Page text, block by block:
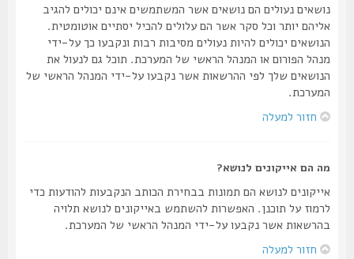
נושאים נעולים הם נושאים אשר המשתמשים אינם יכולים להגיב
אליהם יותר וכל סקר אשר הם עלולים להכיל יסתיים אוטומטית.
הנושאים יכולים להיות נעולים מסיבות רבות ונקבעו כך על-ידי
מנהל הפורום או המנהל הראשי של המערכת. תוכל גם לנעול את
הנושאים שלך לפי ההרשאות אשר נקבעו על-ידי המנהל הראשי של
המערכת.
חזור למעלה
מה הם אייקונים לנושא?
אייקונים לנושא הם תמונות בבחירת הכותב הנקבעות להודעות כדי
לרמוז על תוכנן. האפשרות להשתמש באייקונים לנושא תלויה
בהרשאות אשר נקבעו על-ידי המנהל הראשי של המערכת.
חזור למעלה